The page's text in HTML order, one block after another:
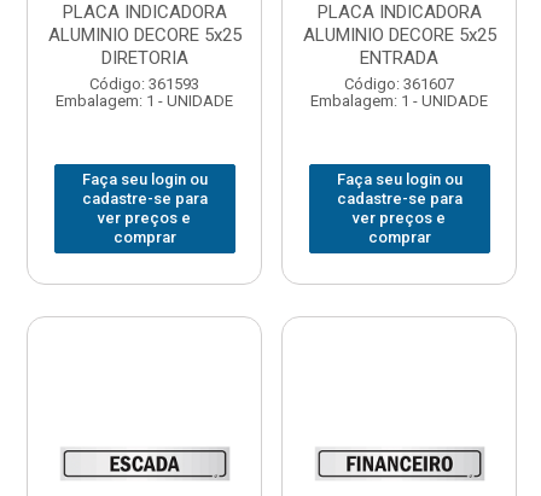
PLACA INDICADORA
ALUMINIO DECORE 5x25
DIRETORIA
Código: 361593
Embalagem: 1 - UNIDADE
Faça seu login ou
cadastre-se para
ver preços e
comprar
PLACA INDICADORA
ALUMINIO DECORE 5x25
ENTRADA
Código: 361607
Embalagem: 1 - UNIDADE
Faça seu login ou
cadastre-se para
ver preços e
comprar